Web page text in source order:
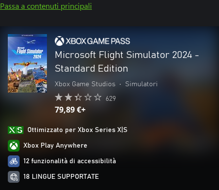
Passa a contenuti principali
Microsoft Flight Simulator 2024 -
Standard Edition
Xbox Game Studios • Simulatori
629
79,89 €+
Ottimizzato per Xbox Series X|S
Xbox Play Anywhere
12 funzionalità di accessibilità
18 LINGUE SUPPORTATE